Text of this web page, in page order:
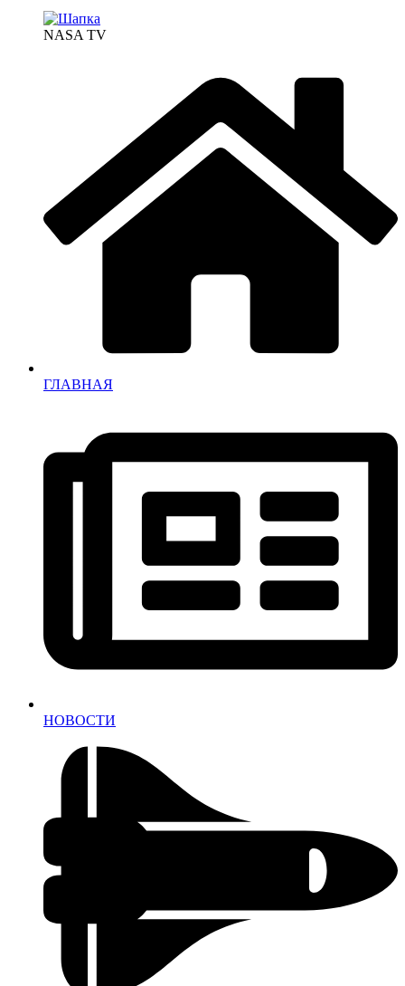
NASA TV
ГЛАВНАЯ
НОВОСТИ